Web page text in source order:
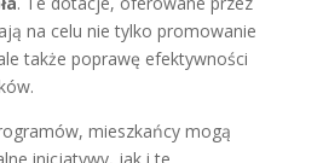
na celu nie tylko promowanie
także poprawę efektywności
mieszkańcy mogą